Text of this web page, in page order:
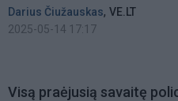
Darius Čiužauskas, VE.LT
2025-05-14 17:17
Visą praėjusią savaitę